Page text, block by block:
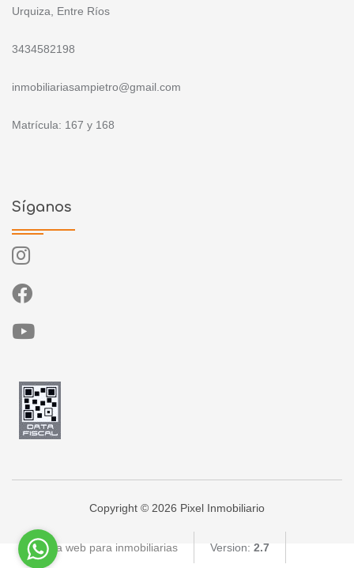
Urquiza, Entre Ríos
3434582198
inmobiliariasampietro@gmail.com
Matrícula: 167 y 168
Síganos
Copyright © 2026 Pixel Inmobiliario
Página web para inmobiliarias Version: 2.7